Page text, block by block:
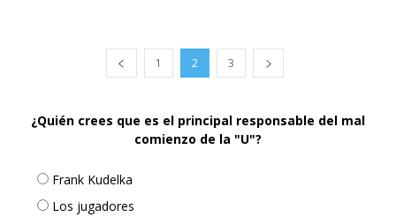
1 2 3
¿Quién crees que es el principal responsable del mal
comienzo de la "U"?
Frank Kudelka
Los jugadores